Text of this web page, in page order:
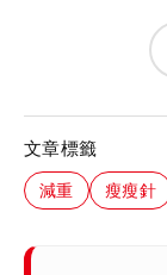
文章標籤
減重 瘦瘦針